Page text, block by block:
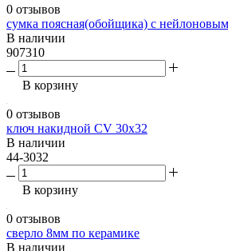
0 отзывов
сумка поясная(обойщика) с
В наличии
907310
В корзину
0 отзывов
ключ накидной CV 30х32
В наличии
44-3032
В корзину
0 отзывов
сверло 8мм по керамике
В наличии